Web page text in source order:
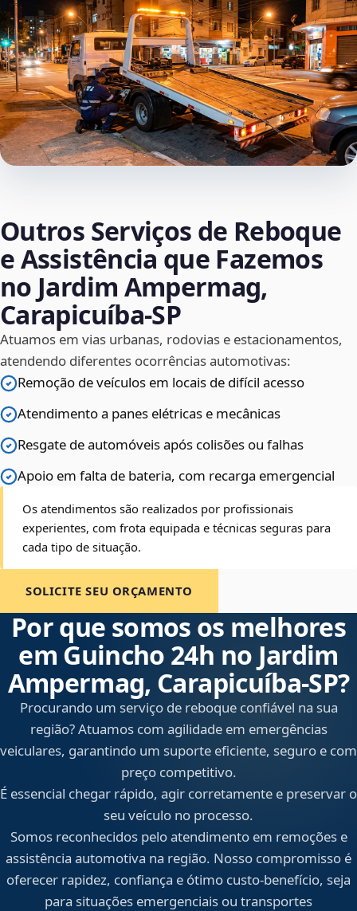
Outros Serviços de Reboque
e Assistência que Fazemos
no Jardim Ampermag,
Carapicuíba‑SP
Atuamos em vias urbanas, rodovias e estacionamentos,
atendendo diferentes ocorrências automotivas:
Remoção de veículos em locais de difícil acesso
Atendimento a panes elétricas e mecânicas
Resgate de automóveis após colisões ou falhas
Apoio em falta de bateria, com recarga emergencial
Os atendimentos são realizados por profissionais
experientes, com frota equipada e técnicas seguras para
cada tipo de situação.
SOLICITE SEU ORÇAMENTO
Por que somos os melhores
em Guincho 24h no Jardim
Ampermag, Carapicuíba‑SP?
Procurando um serviço de reboque confiável na sua
região? Atuamos com agilidade em emergências
veiculares, garantindo um suporte eficiente, seguro e com
preço competitivo.
É essencial chegar rápido, agir corretamente e preservar o
seu veículo no processo.
Somos reconhecidos pelo atendimento em remoções e
assistência automotiva na região. Nosso compromisso é
oferecer rapidez, confiança e ótimo custo-benefício, seja
para situações emergenciais ou transportes